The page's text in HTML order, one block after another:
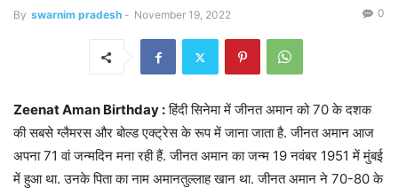
By swarnim pradesh - November 19, 2022 0
Zeenat Aman Birthday :हिंदी सिनेमा में जीनत अमान को 70 के दशक
की सबसे ग्लैमरस और बोल्ड एक्ट्रेस के रूप में जाना जाता है. जीनत अमान आज
अपना 71 वां जन्मदिन मना रही हैं. जीनत अमान का जन्म 19 नवंबर 1951 में मुंबई
में हुआ था. उनके पिता का नाम अमानतुल्लाह खान था. जीनत अमान ने 70-80 के